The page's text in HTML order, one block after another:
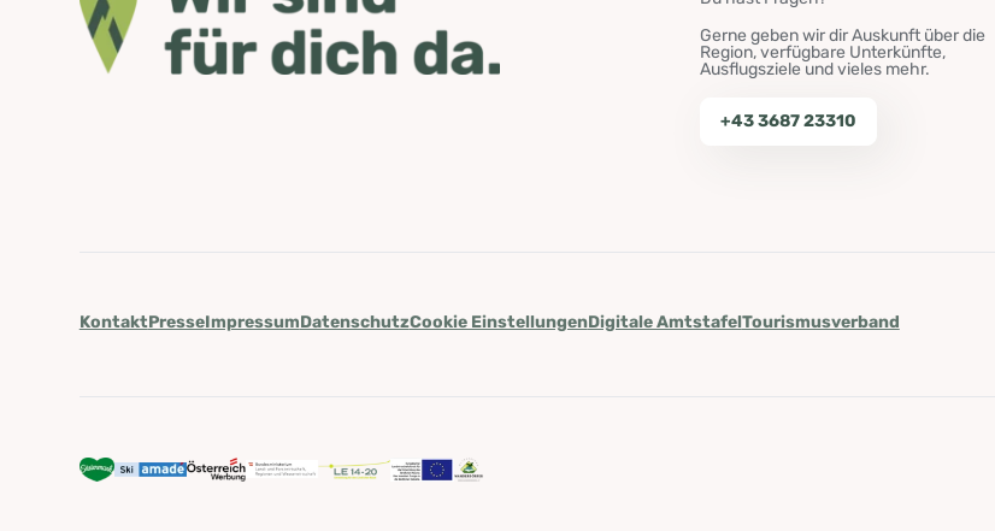
Gerne geben wir dir Auskunft über die
Region, verfügbare Unterkünfte,
Ausflugsziele und vieles mehr.
+43 3687 23310
KontaktPresseImpressumDatenschutzCookie EinstellungenDigitale AmtstafelTourismusverband